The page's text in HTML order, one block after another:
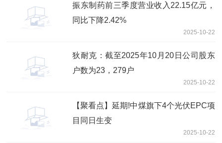
振东制药前三季度营业收入22.15亿元，
同比下降2.42%
2025-10-22
狄耐克：截至2025年10月20日公司股东
户数为23，279户
2025-10-22
【聚看点】延期!中煤旗下4个光伏EPC项
目同日生变
2025-10-22